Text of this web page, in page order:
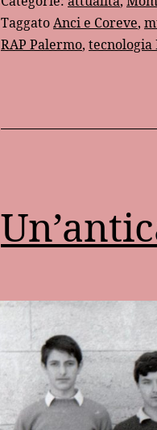
TaggatoAnci e Coreve,
RAP Palermo, tecnologia